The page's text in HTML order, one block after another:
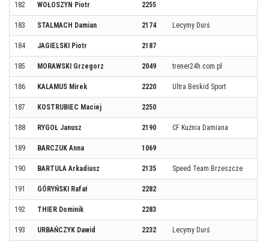
182 WOŁOSZYN Piotr 2255
183 STALMACH Damian 2174 Lecymy Durś
184 JAGIELSKI Piotr 2187
185 MORAWSKI Grzegorz 2049 trener24h.com.pl
186 KALAMUS Mirek 2220 Ultra Beskid Sport
187 KOSTRUBIEC Maciej 2250
188 RYGOŁ Janusz 2190 CF Kuźnia Damiana
189 BARCZUK Anna 1069
190 BARTULA Arkadiusz 2135 Speed Team Brzeszcze
191 GÓRYŃSKI Rafał 2282
192 THIER Dominik 2283
193 URBAŃCZYK Dawid 2232 Lecymy Durś